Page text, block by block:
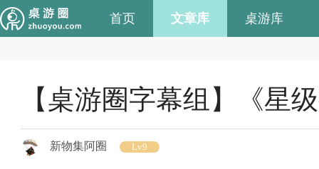
首页 文章库 桌游库
【桌游圈字幕组】《星
新物集阿圈 Lv9